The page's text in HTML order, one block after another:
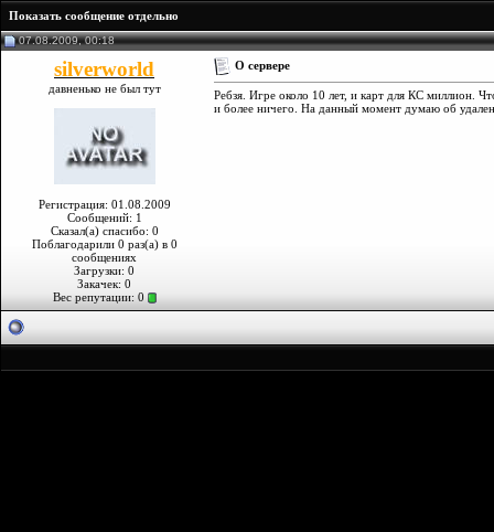
Показать сообщение отдельно
07.08.2009, 00:18
silverworld
давненько не был тут
Регистрация: 01.08.2009
Сообщений: 1
Сказал(а) спасибо: 0
Поблагодарили 0 раз(а) в 0
сообщениях
Загрузки: 0
Закачек: 0
Вес репутации: 0
О сервере
Ребзя. Игре около 10 лет, и карт для КС миллион.
и более ничего. На данный момент думаю об